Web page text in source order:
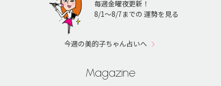
毎週金曜夜更新！
8/1〜8/7までの 運勢を見る
今週の美的子ちゃん占いへ
Magazine